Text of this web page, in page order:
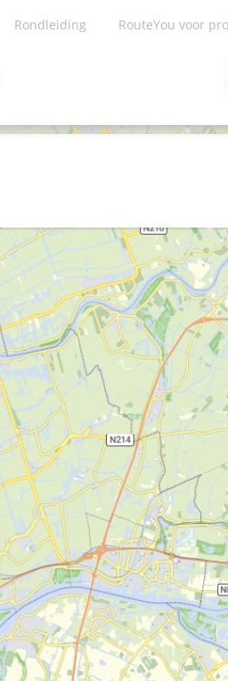
Rondleiding RouteYou voor